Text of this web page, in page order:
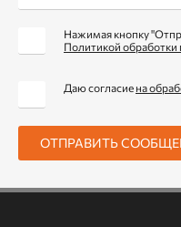
Нажимая кнопку
Политикой
Даю согласие на
ОТПРАВИТЬ